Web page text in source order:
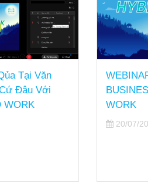
WEBINAR: POWER YOUR
BUSINESS WITH HYBRID
WORK